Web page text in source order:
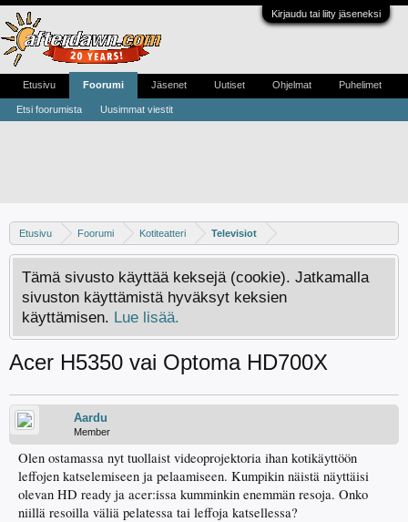
Kirjaudu tai liity jäseneksi
Etusivu Foorumi Kotiteatteri Televisiot
Tämä sivusto käyttää keksejä (cookie). Jatkamalla
sivuston käyttämistä hyväksyt keksien
käyttämisen. Lue lisää.
Acer H5350 vai Optoma HD700X
Aardu
Member
Olen ostamassa nyt tuollaist videoprojektoria ihan kotikäyttöön
leffojen katselemiseen ja pelaamiseen. Kumpikin näistä näyttäisi
olevan HD ready ja acer:issa kumminkin enemmän resoja. Onko
niillä resoilla väliä pelatessa tai leffoja katsellessa?
Etusivu Foorumi
Etsi foorumista Uusimmat viestit
Jäsenet Uutiset Ohjelmat Puhelimet